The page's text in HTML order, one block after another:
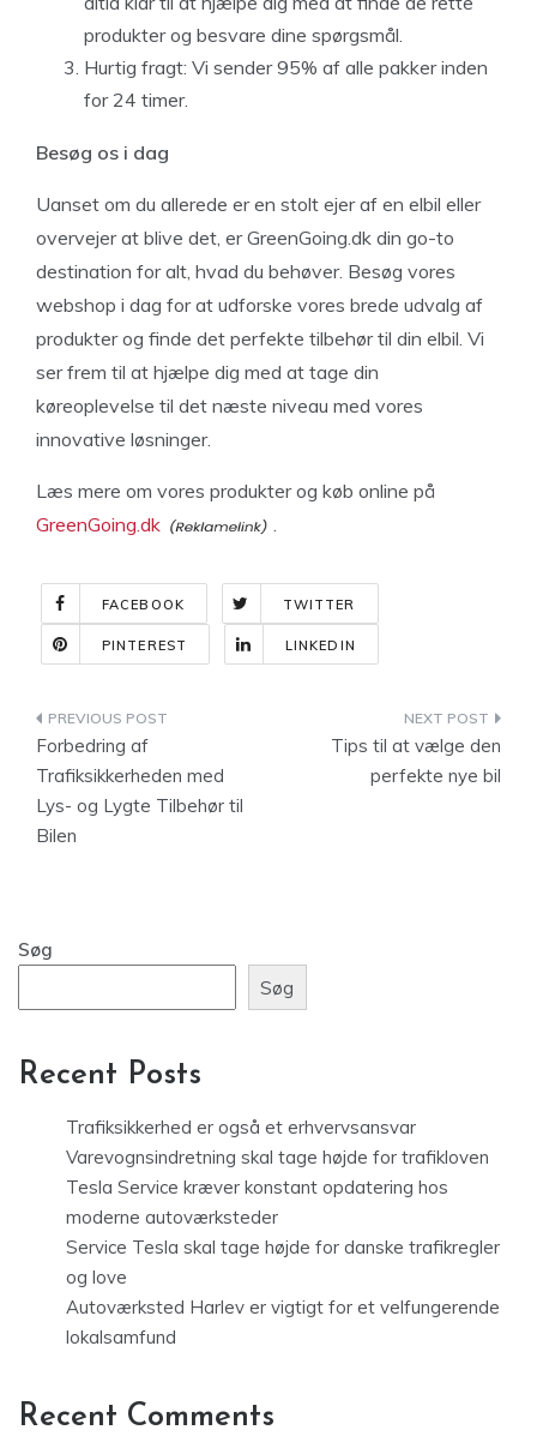
produkter og besvare dine spørgsmål.
Hurtig fragt: Vi sender 95% af alle pakker inden
for 24 timer.
Besøg os i dag
Uanset om du allerede er en stolt ejer af en elbil eller
overvejer at blive det, er GreenGoing.dk din go-to
destination for alt, hvad du behøver. Besøg vores
webshop i dag for at udforske vores brede udvalg af
produkter og finde det perfekte tilbehør til din elbil. Vi
ser frem til at hjælpe dig med at tage din
køreoplevelse til det næste niveau med vores
innovative løsninger.
Læs mere om vores produkter og køb online på
GreenGoing.dk
.
FACEBOOK TWITTER
PINTEREST LINKEDIN
Indlægsnavigation
Forbedring af
Trafiksikkerheden med
Lys- og Lygte Tilbehør til
Bilen
Tips til at vælge den
perfekte nye bil
Søg
Søg
Recent Posts
Trafiksikkerhed er også et erhvervsansvar
Varevognsindretning skal tage højde for trafikloven
Tesla Service kræver konstant opdatering hos
moderne autoværksteder
Service Tesla skal tage højde for danske trafikregler
og love
Autoværksted Harlev er vigtigt for et velfungerende
lokalsamfund
Recent Comments